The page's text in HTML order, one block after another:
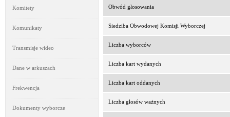
Komitety
Komunikaty
Transmisje wideo
Dane w arkuszach
Frekwencja
Dokumenty wyborcze
Obwód głosowania
Siedziba Obwodowej Komisji Wyborczej
Liczba wyborców
Liczba kart wydanych
Liczba kart oddanych
Liczba głosów ważnych